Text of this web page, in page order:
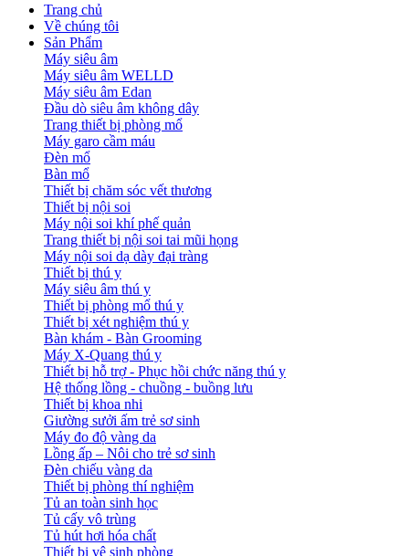
Trang chủ
Về chúng tôi
Sản Phẩm
Máy siêu âm
Máy siêu âm WELLD
Máy siêu âm Edan
Đầu dò siêu âm không dây
Trang thiết bị phòng mổ
Máy garo cầm máu
Đèn mổ
Bàn mổ
Thiết bị chăm sóc vết thương
Thiết bị nội soi
Máy nội soi khí phế quản
Trang thiết bị nội soi tai mũi họng
Máy nội soi dạ dày đại tràng
Thiết bị thú y
Máy siêu âm thú y
Thiết bị phòng mổ thú y
Thiết bị xét nghiệm thú y
Bàn khám - Bàn Grooming
Máy X-Quang thú y
Thiết bị hỗ trợ - Phục hồi chức năng thú y
Hệ thống lồng - chuồng - buồng lưu
Thiết bị khoa nhi
Giường sưởi ấm trẻ sơ sinh
Máy đo độ vàng da
Lồng ấp – Nôi cho trẻ sơ sinh
Đèn chiếu vàng da
Thiết bị phòng thí nghiệm
Tủ an toàn sinh học
Tủ cấy vô trùng
Tủ hút hơi hóa chất
Thiết bị vệ sinh phòng